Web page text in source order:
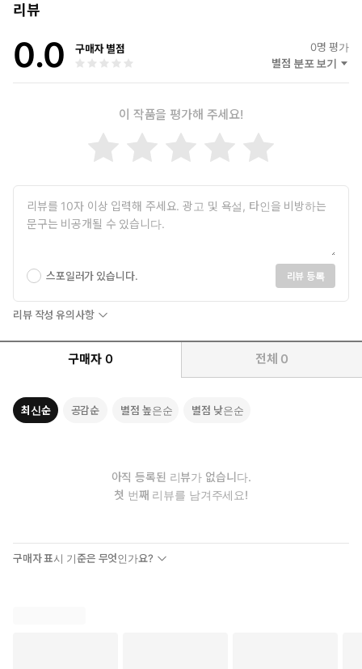
는 정당정치, 기업형 미디어가 필요로 하는 언론 소비 등이 그것
개개인은 극단적인 진영논리와 정치혐오 중에서 양자택일할 것
을 강요받게 된다.
공교육 강화, 비판적 사고, 미디어 리터러시 향상
팩먼은 잘못된 정보와 반지성주의가 단순한 부작용이 아니라, 대
중의 의견을 인위적으로 조작하기 위해 정교하게 기획된 동력이
고발하며, 외로움과 소속감에 목말라 각자도생의 ‘버블’에 갇힌
채 서로를 적대시하는 현대 사회의 민낯을 밝힌다.
이 책의 장점은 구체적인 대안 제시에 있다. 무비판적인 정보 수용을
막는 미디어 리터러시의 향상, 자신이 틀릴 수 있음을 인정하는 ‘지적
겸손함’의 배양, 그리고 필터 버블을 깨기 위해 나와 다른 관점의 매
체를 의식적으로 찾아보는 노력 등이 시급하다. 뉴미디어 언론들의
플랫폼으로서의 책임감도 중요한 요소다. 내가 아끼고 사랑하는 주
변 사람들이 확증편향의 늪에서 헤매고 있다면 이 책이 전하는 생생
한 경험과 구체적인 대안에 귀를 기울여야 한다. 알고리즘이 유도하
는 정보 속에서 중심을 잡고 비판적 사고를 회복하고자 하는 현대인
들에게 이 책은 뻔한 진실을 넘어 행동으로 나아갈 수 있도록 돕는
명확한 길잡이가 되어줄 것이다.
쉽고 친절하며 구체적이다. 원문도 그렇고 번역문도 그렇다. 미
국이 왜 이렇게 엉망진창인지를 미국인들에게 알려주기 위해 쓰
었는지도 이해할 수 있게 해준다. 미디어의 최전선에 선 저자가
“원칙에 기반을 두어 의미 있는 논의를 이끄는 책임”을 강조하는
리뷰
0.0 구매자 별점 0명 평가
별점 분포 보기
이 작품을 평가해 주세요!
스포일러가 있습니다. 리뷰 등록
리뷰 작성 유의사항
구매자 0 전체 0
최신순 공감순 별점 높은순 별점 낮은순
아직 등록된 리뷰가 없습니다.
첫 번째 리뷰를 남겨주세요!
구매자 표시 기준은 무엇인가요?